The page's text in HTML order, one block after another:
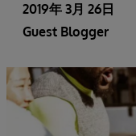
2019年 3月 26日
Guest Blogger